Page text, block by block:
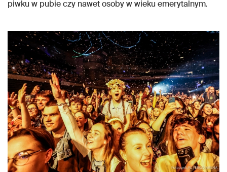
piwku w pubie czy nawet osoby w wieku emerytalnym.